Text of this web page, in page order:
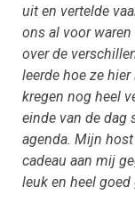
uit en vertelde
ons al voor
over de
leerde hoe ze
kregen nog heel
einde van de dag
agenda. Mijn
cadeau aan mij
leuk en heel goed